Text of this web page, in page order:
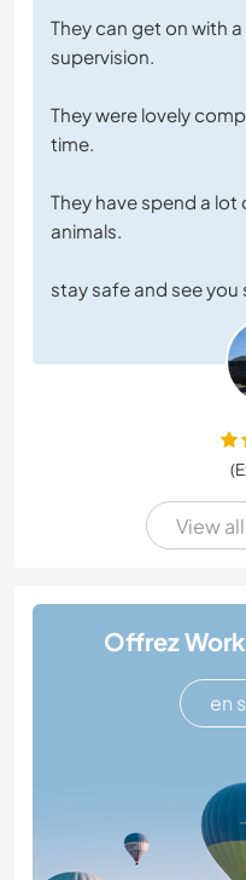
They can get on with
supervision.
They were lovely
time.
They have spend a lot
animals.
stay safe and see you
View
Offrez
en